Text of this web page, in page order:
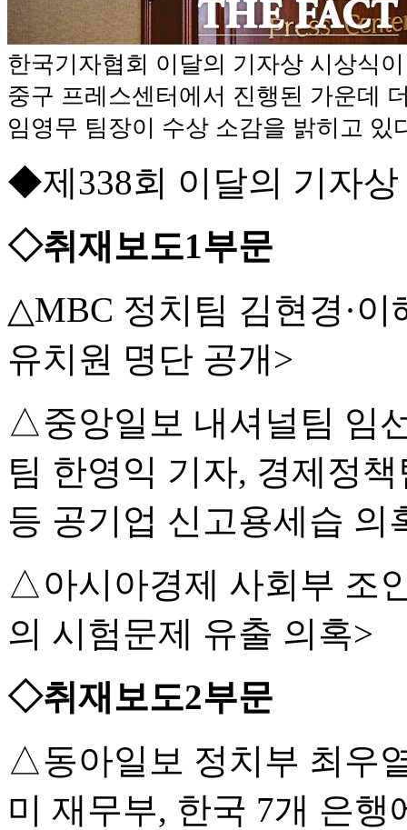
한국기자협회 이달의 기자상 시상식
중구 프레스센터에서 진행된 가운데
임영무 팀장이 수상 소감을 밝히고 있
◆제338회 이달의 기자
◇취재보도1부문
△MBC 정치팀 김현경·이
유치원 명단 공개>
△중앙일보 내셔널팀 임
팀 한영익 기자, 경제정
등 공기업 신고용세습 의
△아시아경제 사회부 조
의 시험문제 유출 의혹>
◇취재보도2부문
△동아일보 정치부 최우
미 재무부, 한국 7개 은행